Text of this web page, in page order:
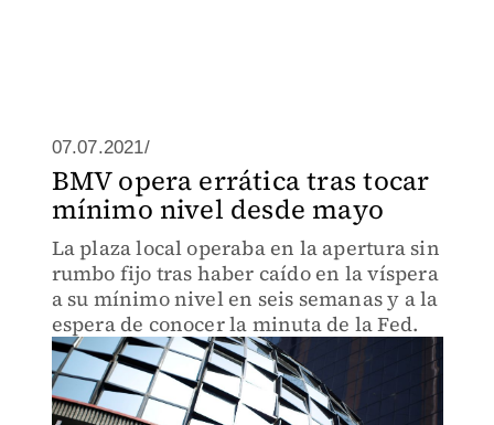
07.07.2021/
BMV opera errática tras tocar
mínimo nivel desde mayo
La plaza local operaba en la apertura sin
rumbo fijo tras haber caído en la víspera
a su mínimo nivel en seis semanas y a la
espera de conocer la minuta de la Fed.